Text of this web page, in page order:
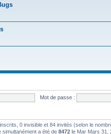
Mot de passe :
0 invisible et 84 invités (selon le
simultanément a été de 8472 le Mar Mars 31,